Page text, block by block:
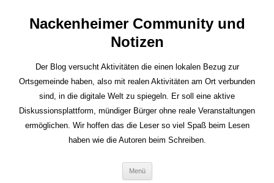
Nackenheimer Community und
Notizen
Der Blog versucht Aktivitäten die einen lokalen Bezug zur
Ortsgemeinde haben, also mit realen Aktivitäten am Ort verbunden
sind, in die digitale Welt zu spiegeln. Er soll eine aktive
Diskussionsplattform, mündiger Bürger ohne reale Veranstaltungen
ermöglichen. Wir hoffen das die Leser so viel Spaß beim Lesen
haben wie die Autoren beim Schreiben.
Menü